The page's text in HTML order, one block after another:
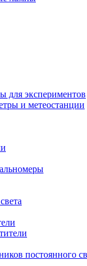
для экспериментов
и метеостанции
постоянного